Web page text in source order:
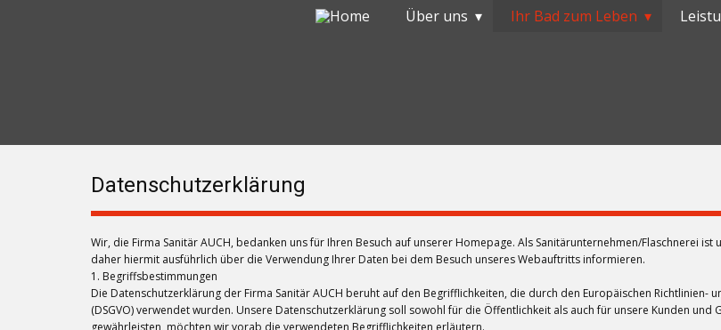
Über uns Ihr Bad zum Leben
Datenschutzerklärung
Wir, die Firma Sanitär AUCH, bedanken uns für Ihren Besuch auf unserer Homepage. Als Sanitärunternehmen/Flaschnerei
daher hiermit ausführlich über die Verwendung Ihrer Daten bei dem Besuch unseres Webauftritts informieren.
1. Begriffsbestimmungen
Die Datenschutzerklärung der Firma Sanitär AUCH beruht auf den Begrifflichkeiten, die durch den Europäischen
(DSGVO) verwendet wurden. Unsere Datenschutzerklärung soll sowohl für die Öffentlichkeit als auch für unsere Kunden
gewährleisten, möchten wir vorab die verwendeten Begrifflichkeiten erläutern.